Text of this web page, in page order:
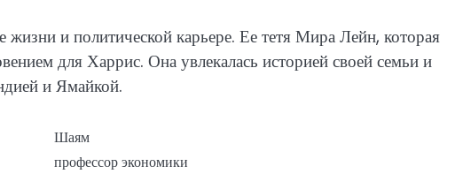
и политической карьере. Ее тетя Мира Лейн, которая
для Харрис. Она увлекалась историей своей семьи и
и Ямайкой.
Шаям
профессор экономики